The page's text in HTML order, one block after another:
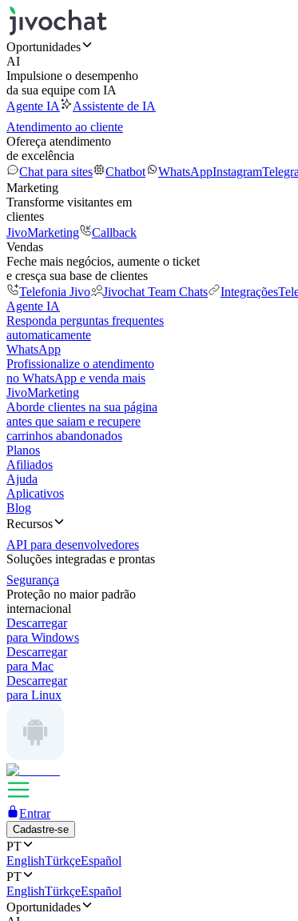
Oportunidades
AI
Impulsione o desempenho
da sua equipe com IA
Agente IA
Assistente de IA
Atendimento ao cliente
Ofereça atendimento
de excelência
Chat para sites
Chatbot WhatsAppInstagram
Marketing
Transforme visitantes em
clientes
JivoMarketing
Callback
Vendas
Feche mais negócios, aumente o ticket
e cresça sua base de clientes
Telefonia Jivo
Jivochat Team Chats Integrações
Agente IA
Responda perguntas frequentes
automaticamente
WhatsApp
Profissionalize o atendimento
no WhatsApp e venda mais
JivoMarketing
Aborde clientes na sua página
antes que saiam e recupere
carrinhos abandonados
Planos
Afiliados
Ajuda
Aplicativos
Blog
Recursos
API para desenvolvedores
Soluções integradas e prontas
Segurança
Proteção no maior padrão
internacional
Descarregar
para Windows
Descarregar
para Mac
Descarregar
para Linux
Entrar
Cadastre-se
PT
EnglishTürkçeEspañol
PT
EnglishTürkçeEspañol
Oportunidades